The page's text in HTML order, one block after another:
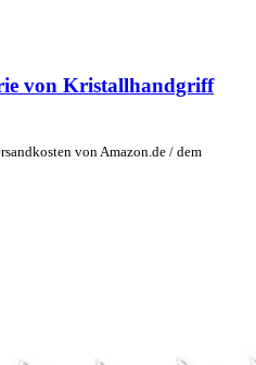
von Kristallhandgriff
von Amazon.de / dem